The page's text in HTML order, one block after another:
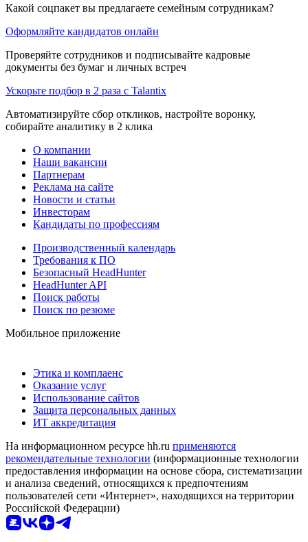
Какой соцпакет вы предлагаете семейным сотрудникам?
Оформляйте кандидатов онлайн
Проверяйте сотрудников и подписывайте кадровые
документы без бумаг и личных встреч
Ускорьте подбор в 2 раза с Talantix
Автоматизируйте сбор откликов, настройте воронку,
собирайте аналитику в 2 клика
О компании
Наши вакансии
Партнерам
Реклама на сайте
Новости и статьи
Инвесторам
Кандидаты по профессиям
Производственный календарь
Требования к ПО
Безопасный HeadHunter
HeadHunter API
Поиск работы
Поиск по резюме
Мобильное приложение
Этика и комплаенс
Оказание услуг
Использование сайтов
Защита персональных данных
ИТ аккредитация
На информационном ресурсе hh.ru применяются
рекомендательные технологии (информационные технологии
предоставления информации на основе сбора, систематизации
и анализа сведений, относящихся к предпочтениям
пользователей сети «Интернет», находящихся на территории
Российской Федерации)